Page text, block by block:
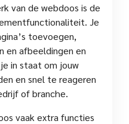
van de webdoos is de
Je
toevoegen,
en afbeeldingen en
in staat om jouw
en snel te reageren
of branche.
vaak extra functies